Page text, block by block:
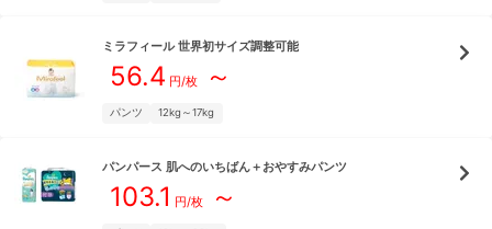
ミラフィール 世界初サイズ調整可能
56.4 円/枚～
パンツ 12kg～17kg
パンパース 肌へのいちばん＋おやすみパンツ
103.1 円/枚～